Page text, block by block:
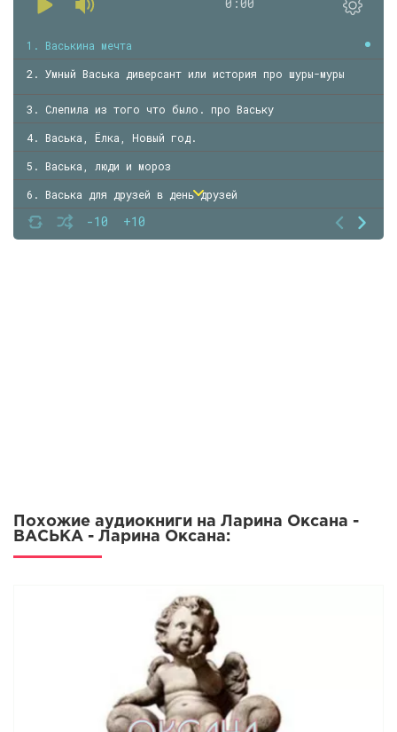
0:00
-10 +10
1. Васькина мечта
2. Умный Васька диверсант или история про шуры-муры
3. Слепила из того что было. про Ваську
4. Васька, Ёлка, Новый год.
5. Васька, люди и мороз
6. Васька для друзей в день друзей
7. Лелюсь хорошим настроением. Про Ваську
Похожие аудиокниги на Ларина Оксана -
ВАСЬКА - Ларина Оксана: